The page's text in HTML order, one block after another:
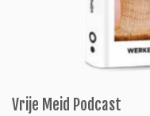
Vrije Meid Podcast